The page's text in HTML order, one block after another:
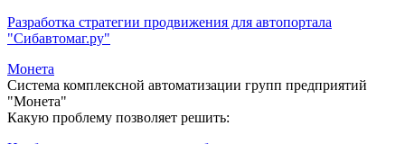
Разработка стратегии продвижения для автопортала
"Сибавтомаг.ру"
Монета
Система комплексной автоматизации групп предприятий
"Монета"
Какую проблему позволяет решить: